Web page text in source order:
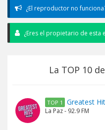
¿El reproductor no
¿Eres el propietario de esta
La TOP 10
TOP 1 Greatest
La Paz - 92.9 FM